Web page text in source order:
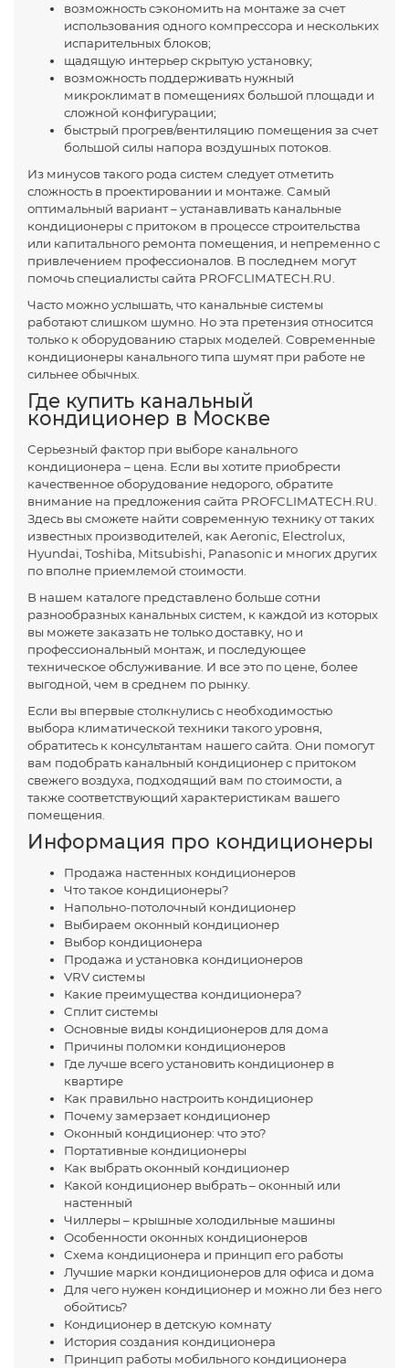
возможность сэкономить на монтаже за счет
использования одного компрессора и нескольких
испарительных блоков;
щадящую интерьер скрытую установку;
возможность поддерживать нужный
микроклимат в помещениях большой площади и
сложной конфигурации;
быстрый прогрев/вентиляцию помещения за счет
большой силы напора воздушных потоков.
Из минусов такого рода систем следует отметить
сложность в проектировании и монтаже. Самый
оптимальный вариант – устанавливать канальные
кондиционеры с притоком в процессе строительства
или капитального ремонта помещения, и непременно с
привлечением профессионалов. В последнем могут
помочь специалисты сайта PROFCLIMATECH.RU.
Часто можно услышать, что канальные системы
работают слишком шумно. Но эта претензия относится
только к оборудованию старых моделей. Современные
кондиционеры канального типа шумят при работе не
сильнее обычных.
Где купить канальный
кондиционер в Москве
Серьезный фактор при выборе канального
кондиционера – цена. Если вы хотите приобрести
качественное оборудование недорого, обратите
внимание на предложения сайта PROFCLIMATECH.RU.
Здесь вы сможете найти современную технику от таких
известных производителей, как Aeronic, Electrolux,
Hyundai, Toshiba, Mitsubishi, Panasonic и многих других
по вполне приемлемой стоимости.
В нашем каталоге представлено больше сотни
разнообразных канальных систем, к каждой из которых
вы можете заказать не только доставку, но и
профессиональный монтаж, и последующее
техническое обслуживание. И все это по цене, более
выгодной, чем в среднем по рынку.
Если вы впервые столкнулись с необходимостью
выбора климатической техники такого уровня,
обратитесь к консультантам нашего сайта. Они помогут
вам подобрать канальный кондиционер с притоком
свежего воздуха, подходящий вам по стоимости, а
также соответствующий характеристикам вашего
помещения.
Информация про кондиционеры
Продажа настенных кондиционеров
Что такое кондиционеры?
Напольно-потолочный кондиционер
Выбираем оконный кондиционер
Выбор кондиционера
Продажа и установка кондиционеров
VRV системы
Какие преимущества кондиционера?
Cплит системы
Основные виды кондиционеров для дома
Причины поломки кондиционеров
Где лучше всего установить кондиционер в
квартире
Как правильно настроить кондиционер
Почему замерзает кондиционер
Оконный кондиционер: что это?
Портативные кондиционеры
Как выбрать оконный кондиционер
Какой кондиционер выбрать – оконный или
настенный
Чиллеры – крышные холодильные машины
Особенности оконных кондиционеров
Схема кондиционера и принцип его работы
Лучшие марки кондиционеров для офиса и дома
Для чего нужен кондиционер и можно ли без него
обойтись?
Кондиционер в детскую комнату
История создания кондиционера
Принцип работы мобильного кондиционера